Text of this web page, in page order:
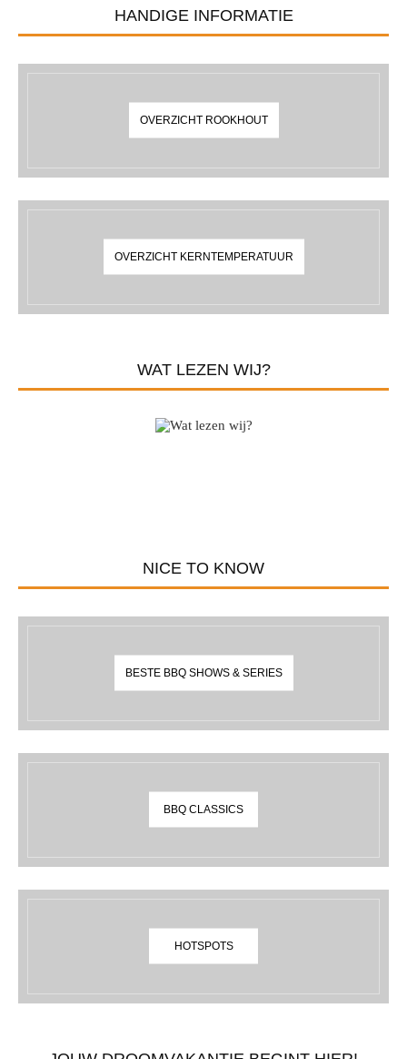
HANDIGE INFORMATIE
OVERZICHT ROOKHOUT
OVERZICHT KERNTEMPERATUUR
WAT LEZEN WIJ?
NICE TO KNOW
BESTE BBQ SHOWS & SERIES
BBQ CLASSICS
HOTSPOTS